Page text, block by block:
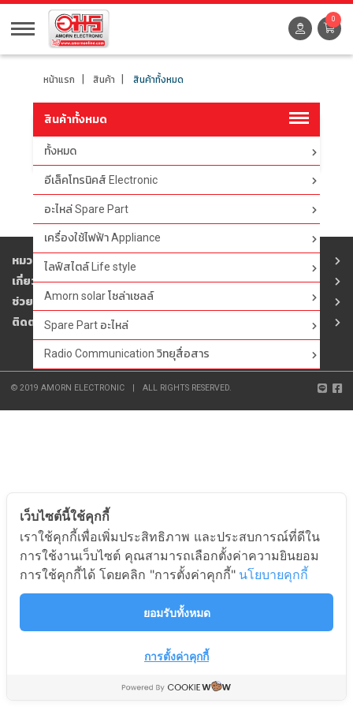
0
หน้าแรก สินค้า สินค้าทั้งหมด
สินค้าทั้งหมด
ทั้งหมด
อีเล็คโทรนิคส์ Electronic
อะไหล่ Spare Part
เครื่องใช้ไฟฟ้า Appliance
ไลฟ์สไตล์ Life style
Amorn solar โซล่าเซลล์
Spare Part อะไหล่
Radio Communication วิทยุสื่อสาร
ตัวกรอง
หมวดสินค้า
เกี่ยวกับอมร
ช่วยเหลือ
ติดต่ออมร
© 2019 AMORN ELECTRONIC ALL RIGHTS RESERVED.
เว็บไซต์นี้ใช้คุกกี้
เราใช้คุกกี้เพื่อเพิ่มประสิทธิภาพ และประสบการณ์ที่ดีใน
การใช้งานเว็บไซต์ คุณสามารถเลือกตั้งค่าความยินยอม
การใช้คุกกี้ได้ โดยคลิก "การตั้งค่าคุกกี้" นโยบายคุกกี้
ยอมรับทั้งหมด
การตั้งค่าคุกกี้